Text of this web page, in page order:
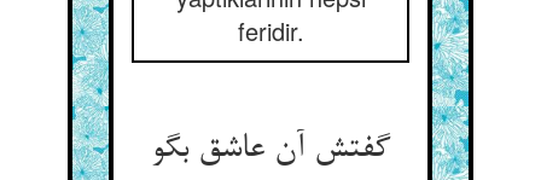
feridir.
گفتش آن عاشق بگو